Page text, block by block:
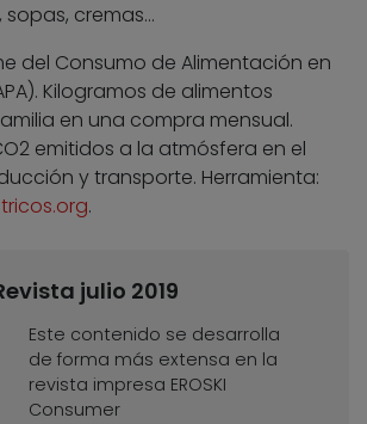
sopas, cremas…
del Consumo de Alimentación en
Kilogramos de alimentos
en una compra mensual.
emitidos a la atmósfera en el
y transporte. Herramienta:
.
julio 2019
Este contenido se desarrolla
de forma más extensa en la
revista impresa EROSKI
Consumer